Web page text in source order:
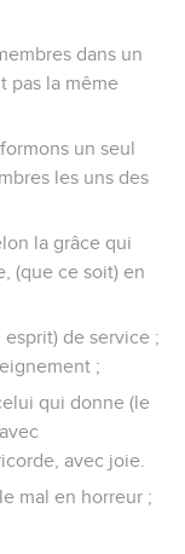
dans un
pas la même
un seul
les uns des
la grâce qui
(que ce soit) en
esprit) de service ;
;
qui donne (le
avec joie.
mal en horreur ;